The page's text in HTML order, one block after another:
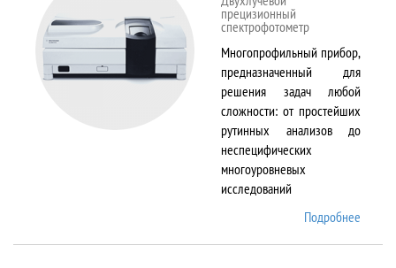
прецизионный
спектрофотометр
Многопрофильный прибор,
предназначенный для
решения задач любой
сложности: от простейших
рутинных анализов до
неспецифических
многоуровневых
исследований
Подробнее